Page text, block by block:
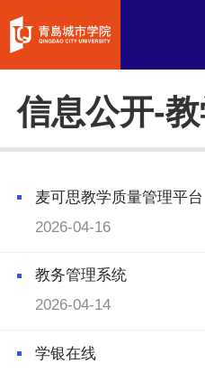
信息公开-
麦可思教学质量管理平台
2026-04-16
教务管理系统
2026-04-14
学银在线